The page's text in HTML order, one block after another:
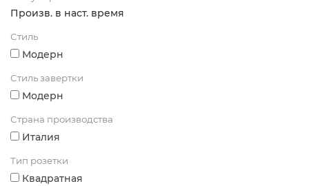
Произв. в наст. время
Стиль
Модерн
Стиль завертки
Модерн
Страна производства
Италия
Тип розетки
Квадратная